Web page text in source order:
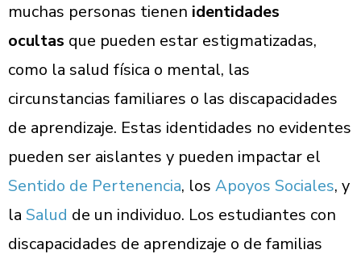
muchas personas tienen identidades
ocultas que pueden estar estigmatizadas,
como la salud física o mental, las
circunstancias familiares o las discapacidades
de aprendizaje. Estas identidades no evidentes
pueden ser aislantes y pueden impactar el
Sentido de Pertenencia, los Apoyos Sociales, y
la Salud de un individuo. Los estudiantes con
discapacidades de aprendizaje o de familias